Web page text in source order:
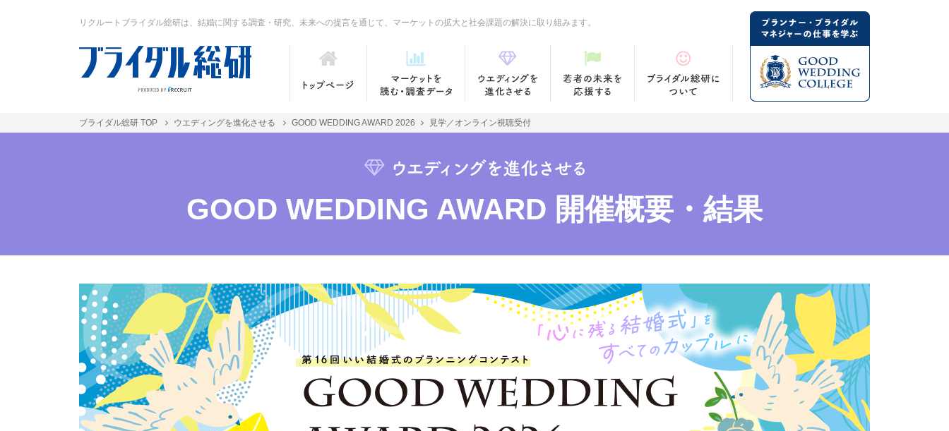
リクルートブライダル総研は、結婚に関する調査・研究、未来への提言を通じて、マーケットの拡大と社会課題の解決に取り組みます。
ブライダル総研 TOP ウエディングを進化させる GOOD WEDDING AWARD 2026 見学／オンライン視聴受付
GOOD WEDDING AWARD 開催概要・結果